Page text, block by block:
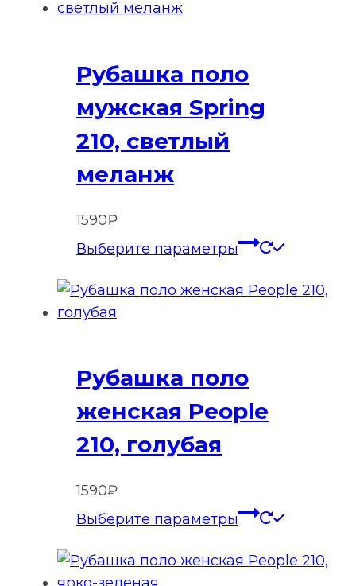
Рубашка поло
мужская Spring
210, светлый
меланж
1590₽
Выберите параметры
Этот
имеет
Рубашка поло
женская People
210, голубая
1590₽
Выберите параметры
Этот
имеет